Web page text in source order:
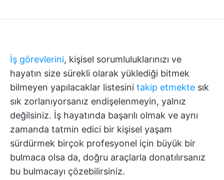
İş görevlerini, kişisel sorumluluklarınızı ve
hayatın size sürekli olarak yüklediği bitmek
bilmeyen yapılacaklar listesini takip etmekte sık
sık zorlanıyorsanız endişelenmeyin, yalnız
değilsiniz. İş hayatında başarılı olmak ve aynı
zamanda tatmin edici bir kişisel yaşam
sürdürmek birçok profesyonel için büyük bir
bulmaca olsa da, doğru araçlarla donatılırsanız
bu bulmacayı çözebilirsiniz.